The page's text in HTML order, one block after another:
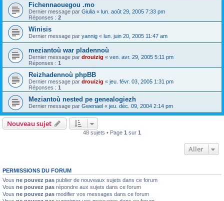
Fichennaouegou .mo
Dernier message par Giulia « lun. août 29, 2005 7:33 pm
Réponses : 2
Winisis
Dernier message par yannig « lun. juin 20, 2005 11:47 am
meziantoù war pladennoù
Dernier message par drouizig « ven. avr. 29, 2005 5:11 pm
Réponses : 1
Reizhadennoù phpBB
Dernier message par drouizig « jeu. févr. 03, 2005 1:31 pm
Réponses : 1
Meziantoù nested pe genealogiezh
Dernier message par Gwenael « jeu. déc. 09, 2004 2:14 pm
Nouveau sujet
48 sujets • Page 1 sur 1
Aller
PERMISSIONS DU FORUM
Vous ne pouvez pas publier de nouveaux sujets dans ce forum
Vous ne pouvez pas répondre aux sujets dans ce forum
Vous ne pouvez pas modifier vos messages dans ce forum